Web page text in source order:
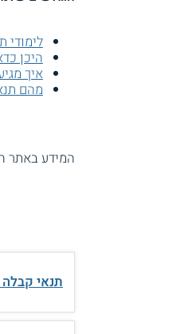
לימודי
היכן
איך
מהם
המידע באתר הועיל
תנאי